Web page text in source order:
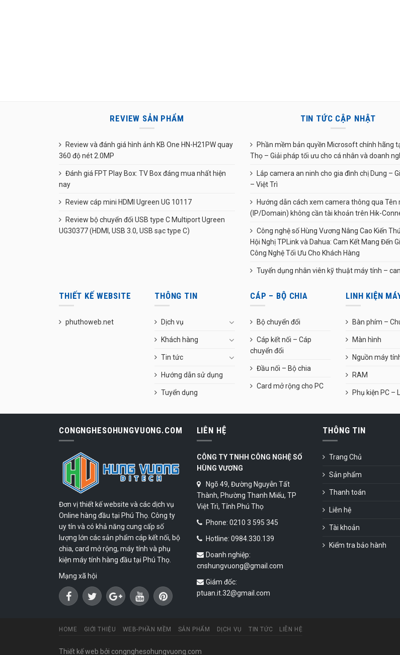
REVIEW SẢN PHẨM
Review và đánh giá hình ảnh KB One HN-H21PW quay
360 độ nét 2.0MP
Đánh giá FPT Play Box: TV Box đáng mua nhất hiện
nay
Review cáp mini HDMI Ugreen UG 10117
Review bộ chuyển đổi USB type C Multiport Ugreen
UG30377 (HDMI, USB 3.0, USB sạc type C)
TIN TỨC CẬP NHẬT
Phần mềm bản quyền Microsoft chính hãng
Thọ – Giải pháp tối ưu cho cá nhân và doanh
Lắp camera an ninh cho gia đình chị Dung –
– Việt Trì
Hướng dẫn cách xem camera thông qua Tên
(IP/Domain) không cần tài khoản trên Hik-
Công nghệ số Hùng Vương Nâng Cao Kiến
Hội Nghị TPLink và Dahua: Cam Kết Mang Đến
Công Nghệ Tối Ưu Cho Khách Hàng
Tuyển dụng nhân viên kỹ thuật máy tính –
THIẾT KẾ WEBSITE
phuthoweb.net
THÔNG TIN
Dịch vụ
Khách hàng
Tin tức
Hướng dẫn sử dụng
Tuyển dụng
CÁP – BỘ CHIA
Bộ chuyển đổi
Cáp kết nối – Cáp
chuyển đổi
Đầu nối – Bộ chia
Card mở rộng cho PC
LINH KIỆN
Bàn phím –
Màn hình
Nguồn máy
RAM
Phụ kiện PC –
CONGNGHESOHUNGVUONG.COM
Đơn vị thiết kế website và các dịch vụ
Online hàng đầu tại Phú Thọ. Công ty
uy tín và có khả năng cung cấp số
lượng lớn các sản phẩm cáp kết nối, bộ
chia, card mở rộng, máy tính và phụ
kiện máy tính hàng đầu tại Phú Thọ.
Mạng xã hội
LIÊN HỆ
CÔNG TY TNHH CÔNG NGHỆ SỐ
HÙNG VƯƠNG
Ngõ 49, Đường Nguyễn Tất
Thành, Phường Thanh Miếu, TP
Việt Trì, Tỉnh Phú Thọ
Phone: 0210 3 595 345
Hotline: 0984.330.139
Doanh nghiệp:
cnshungvuong@gmail.com
Giám đốc:
ptuan.it.32@gmail.com
THÔNG TIN
Trang Chủ
Sản phẩm
Thanh toán
Liên hệ
Tài khoản
Kiểm tra bảo hành
HOME GIỚI THIỆU WEB-PHẦN MỀM SẢN PHẨM DỊCH VỤ TIN TỨC LIÊN HỆ
Thiết kế web bởi congnghesohungvuong.com